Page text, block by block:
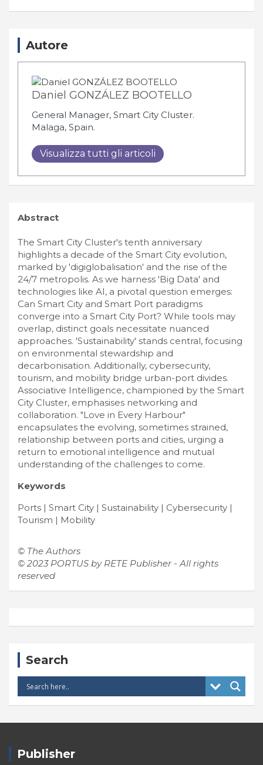
Autore
Daniel GONZÁLEZ BOOTELLO
General Manager, Smart City Cluster.
Malaga, Spain.
Visualizza tutti gli articoli
Abstract
The Smart City Cluster's tenth anniversary
highlights a decade of the Smart City evolution,
marked by 'digiglobalisation' and the rise of the
24/7 metropolis. As we harness 'Big Data' and
technologies like AI, a pivotal question emerges:
Can Smart City and Smart Port paradigms
converge into a Smart City Port? While tools may
overlap, distinct goals necessitate nuanced
approaches. 'Sustainability' stands central, focusing
on environmental stewardship and
decarbonisation. Additionally, cybersecurity,
tourism, and mobility bridge urban-port divides.
Associative Intelligence, championed by the Smart
City Cluster, emphasises networking and
collaboration. "Love in Every Harbour"
encapsulates the evolving, sometimes strained,
relationship between ports and cities, urging a
return to emotional intelligence and mutual
understanding of the challenges to come.
Keywords
Ports | Smart City | Sustainability | Cybersecurity |
Tourism | Mobility
© The Authors
© 2023 PORTUS by RETE Publisher - All rights
reserved
Search
Publisher